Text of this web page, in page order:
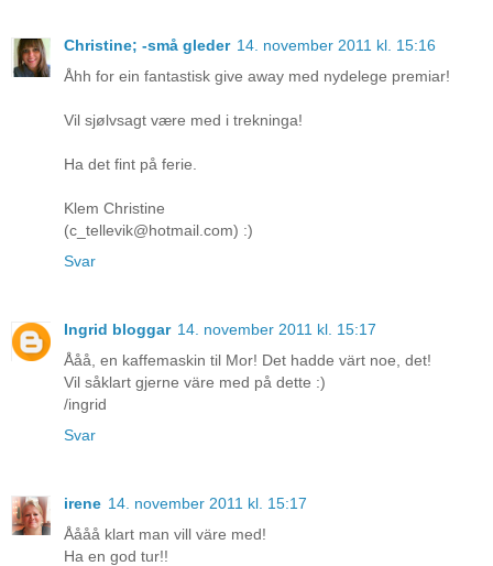
Christine; -små gleder 14. november 2011 kl. 15:16
Åhh for ein fantastisk give away med nydelege premiar!
Vil sjølvsagt være med i trekninga!
Ha det fint på ferie.
Klem Christine
(c_tellevik@hotmail.com) :)
Svar
Ingrid bloggar 14. november 2011 kl. 15:17
Ååå, en kaffemaskin til Mor! Det hadde värt noe, det!
Vil såklart gjerne väre med på dette :)
/ingrid
Svar
irene 14. november 2011 kl. 15:17
Åååå klart man vill väre med!
Ha en god tur!!